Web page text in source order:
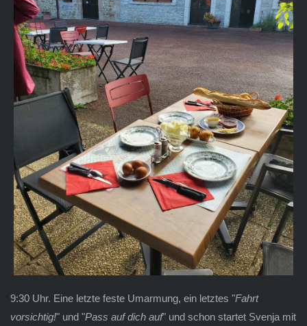
9:30 Uhr. Eine letzte feste Umarmung, ein letztes "Fahrt
vorsichtig!" und "Pass auf dich auf" und schon startet Svenja mit